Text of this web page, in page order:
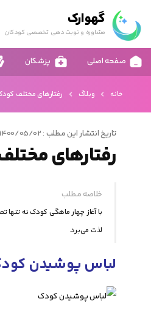
گهوارک
مشاوره و نوبت دهی تخصصی کودکان
صفحه اصلی پزشکان
خانه وبلاگ رفتارهای مختلف
تاریخ انتشار این مطلب : 1400/05/02 ساعت 00:00:00
رفتارهای
خلاصه مطلب
با آغاز چهار ماهگی کودک نه
لذت می‌برد.
لباس پوشیدن